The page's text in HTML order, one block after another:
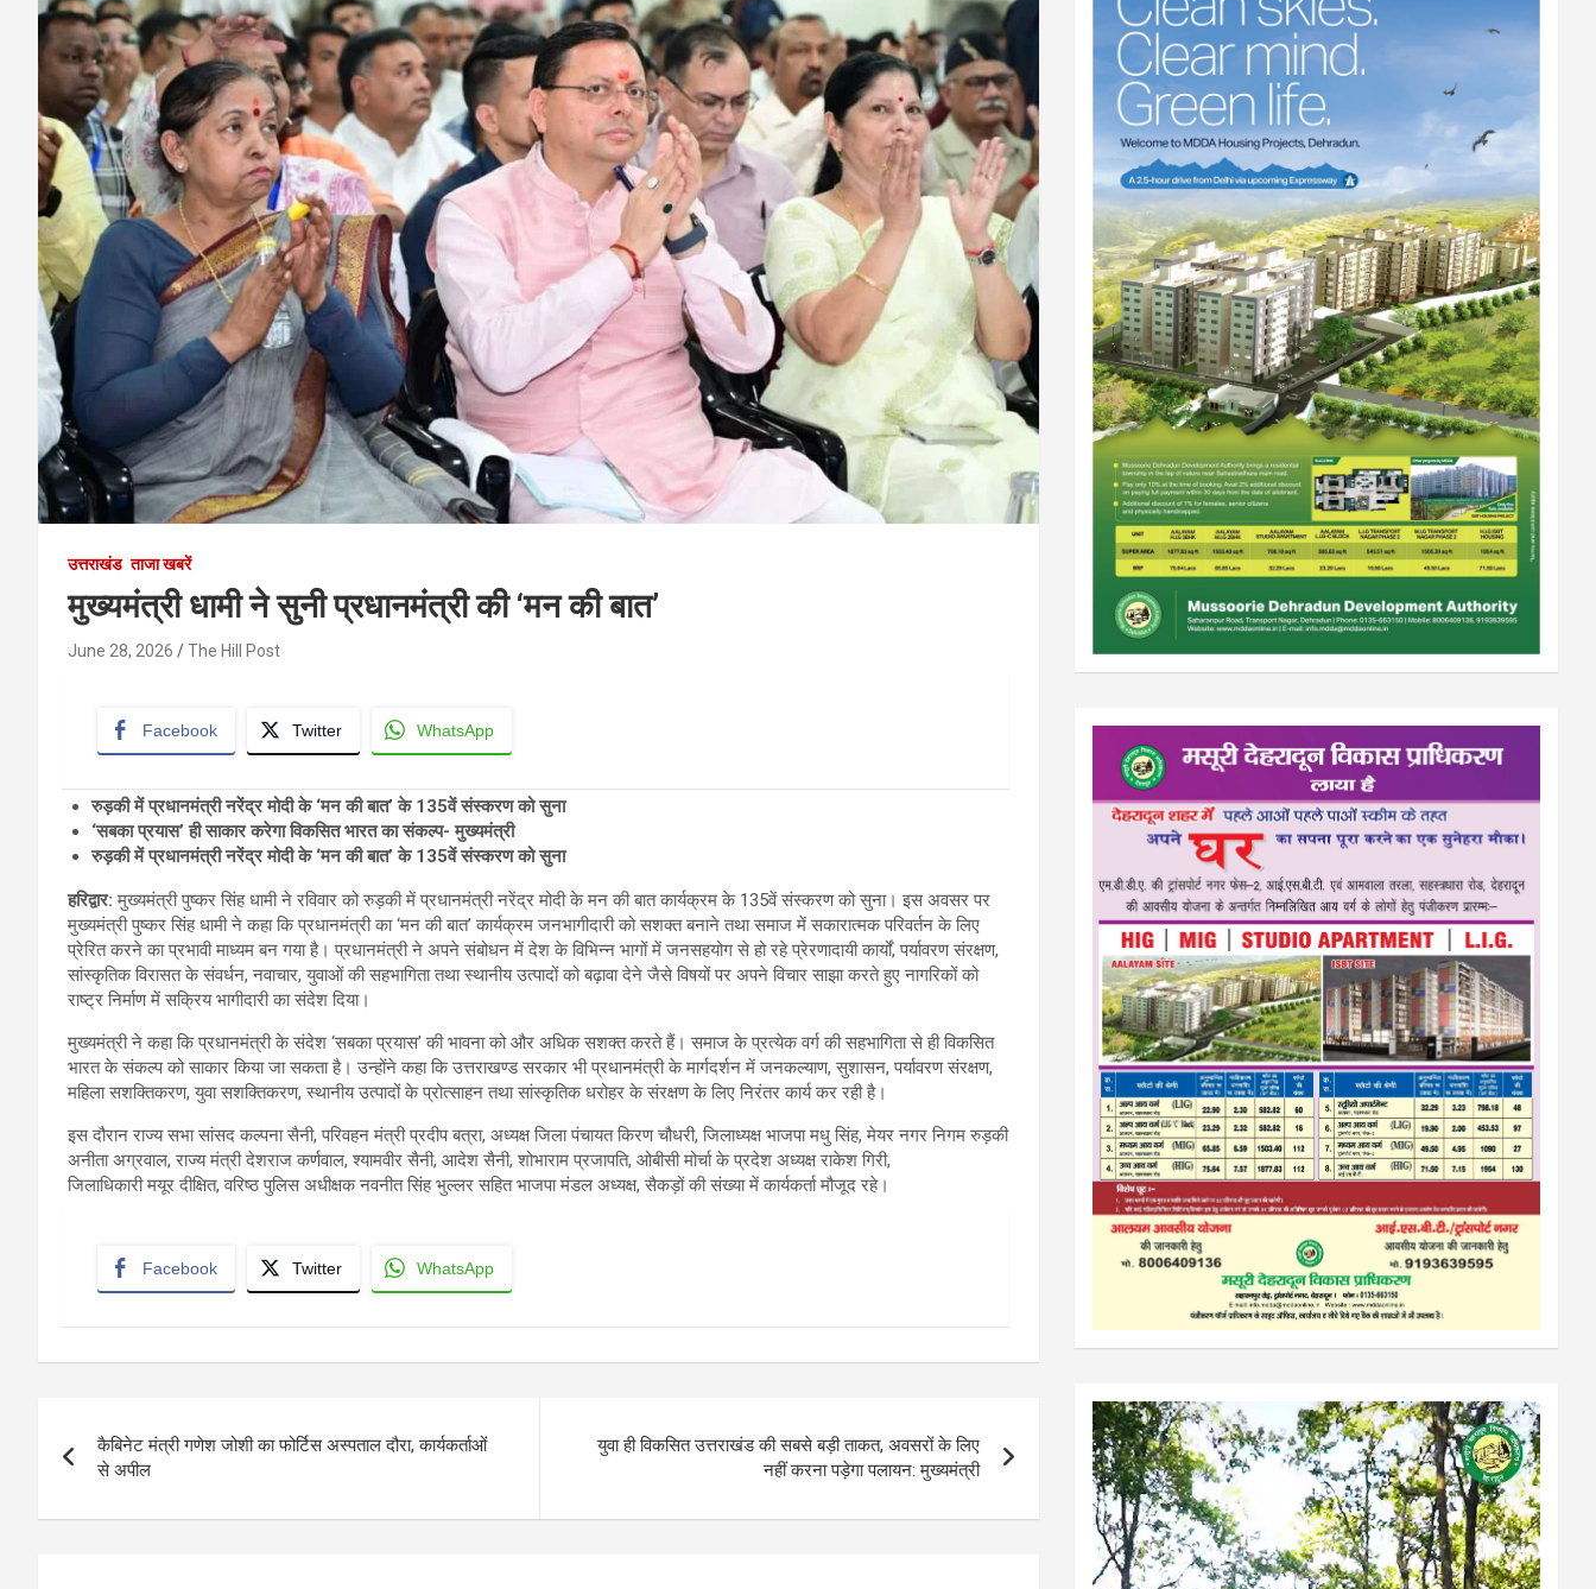
उत्तराखंड ताजा खबरें
मुख्यमंत्री धामी ने सुनी प्रधानमंत्री की ‘मन की बात’
June 28, 2026 The Hill Post
Facebook Twitter WhatsApp
रुड़की में प्रधानमंत्री नरेंद्र मोदी के ‘मन की बात’ के 135वें संस्करण को सुना
‘सबका प्रयास’ ही साकार करेगा विकसित भारत का संकल्प- मुख्यमंत्री
रुड़की में प्रधानमंत्री नरेंद्र मोदी के ‘मन की बात’ के 135वें संस्करण को सुना
हरिद्वार: मुख्यमंत्री पुष्कर सिंह धामी ने रविवार को रुड़की में प्रधानमंत्री नरेंद्र मोदी के मन की बात कार्यक्रम के 135वें संस्करण को सुना। इस अवसर पर
मुख्यमंत्री पुष्कर सिंह धामी ने कहा कि प्रधानमंत्री का ‘मन की बात’ कार्यक्रम जनभागीदारी को सशक्त बनाने तथा समाज में सकारात्मक परिवर्तन के लिए
प्रेरित करने का प्रभावी माध्यम बन गया है। प्रधानमंत्री ने अपने संबोधन में देश के विभिन्न भागों में जनसहयोग से हो रहे प्रेरणादायी कार्यों, पर्यावरण संरक्षण,
सांस्कृतिक विरासत के संवर्धन, नवाचार, युवाओं की सहभागिता तथा स्थानीय उत्पादों को बढ़ावा देने जैसे विषयों पर अपने विचार साझा करते हुए नागरिकों को
राष्ट्र निर्माण में सक्रिय भागीदारी का संदेश दिया।
मुख्यमंत्री ने कहा कि प्रधानमंत्री के संदेश ‘सबका प्रयास’ की भावना को और अधिक सशक्त करते हैं। समाज के प्रत्येक वर्ग की सहभागिता से ही विकसित
भारत के संकल्प को साकार किया जा सकता है। उन्होंने कहा कि उत्तराखण्ड सरकार भी प्रधानमंत्री के मार्गदर्शन में जनकल्याण, सुशासन, पर्यावरण संरक्षण,
महिला सशक्तिकरण, युवा सशक्तिकरण, स्थानीय उत्पादों के प्रोत्साहन तथा सांस्कृतिक धरोहर के संरक्षण के लिए निरंतर कार्य कर रही है।
इस दौरान राज्य सभा सांसद कल्पना सैनी, परिवहन मंत्री प्रदीप बत्रा, अध्यक्ष जिला पंचायत किरण चौधरी, जिलाध्यक्ष भाजपा मधु सिंह, मेयर नगर निगम रुड़की
अनीता अग्रवाल, राज्य मंत्री देशराज कर्णवाल, श्यामवीर सैनी, आदेश सैनी, शोभाराम प्रजापति, ओबीसी मोर्चा के प्रदेश अध्यक्ष राकेश गिरी,
जिलाधिकारी मयूर दीक्षित, वरिष्ठ पुलिस अधीक्षक नवनीत सिंह भुल्लर सहित भाजपा मंडल अध्यक्ष, सैकड़ों की संख्या में कार्यकर्ता मौजूद रहे।
Facebook Twitter WhatsApp
navigation
कैबिनेट मंत्री गणेश जोशी का फोर्टिस अस्पताल दौरा, कार्यकर्ताओं
से अपील
युवा ही विकसित उत्तराखंड की सबसे बड़ी ताकत, अवसरों के लिए
नहीं करना पड़ेगा पलायन: मुख्यमंत्री
Video
Player